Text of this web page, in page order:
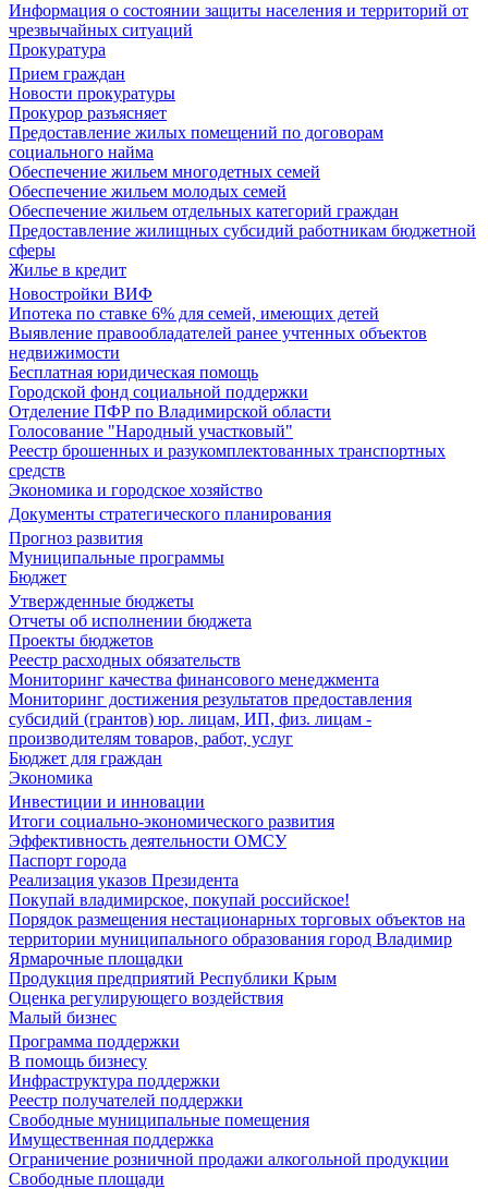
Информация о состоянии защиты населения и территорий от
чрезвычайных ситуаций
Прокуратура
Прием граждан
Новости прокуратуры
Прокурор разъясняет
Предоставление жилых помещений по договорам
социального найма
Обеспечение жильем многодетных семей
Обеспечение жильем молодых семей
Обеспечение жильем отдельных категорий граждан
Предоставление жилищных субсидий работникам бюджетной
сферы
Жилье в кредит
Новостройки ВИФ
Ипотека по ставке 6% для семей, имеющих детей
Выявление правообладателей ранее учтенных объектов
недвижимости
Бесплатная юридическая помощь
Городской фонд социальной поддержки
Отделение ПФР по Владимирской области
Голосование "Народный участковый"
Реестр брошенных и разукомплектованных транспортных
средств
Экономика и городское хозяйство
Документы стратегического планирования
Прогноз развития
Муниципальные программы
Бюджет
Утвержденные бюджеты
Отчеты об исполнении бюджета
Проекты бюджетов
Реестр расходных обязательств
Мониторинг качества финансового менеджмента
Мониторинг достижения результатов предоставления
субсидий (грантов) юр. лицам, ИП, физ. лицам -
производителям товаров, работ, услуг
Бюджет для граждан
Экономика
Инвестиции и инновации
Итоги социально-экономического развития
Эффективность деятельности ОМСУ
Паспорт города
Реализация указов Президента
Покупай владимирское, покупай российское!
Порядок размещения нестационарных торговых объектов на
территории муниципального образования город Владимир
Ярмарочные площадки
Продукция предприятий Республики Крым
Оценка регулирующего воздействия
Малый бизнес
Программа поддержки
В помощь бизнесу
Инфраструктура поддержки
Реестр получателей поддержки
Свободные муниципальные помещения
Имущественная поддержка
Ограничение розничной продажи алкогольной продукции
Свободные площади